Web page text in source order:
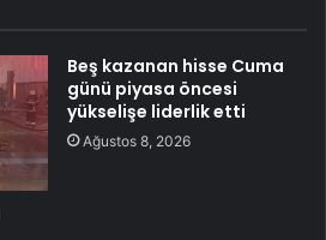
Beş kazanan hisse Cuma
günü piyasa öncesi
yükselişe liderlik etti
Ağustos 8, 2026